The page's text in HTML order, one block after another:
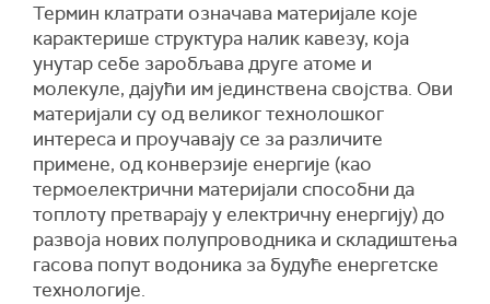
Термин клатрати означава материјале које
карактерише структура налик кавезу, која
унутар себе заробљава друге атоме и
молекуле, дајући им јединствена својства. Ови
материјали су од великог технолошког
интереса и проучавају се за различите
примене, од конверзије енергије (као
термоелектрични материјали способни да
топлоту претварају у електричну енергију) до
развоја нових полупроводника и складиштења
гасова попут водоника за будуће енергетске
технологије.